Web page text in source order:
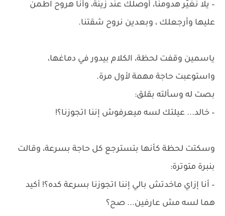
– يلا نغيّر هدومنا، أوصلك عند زينة، وأنا هروح اطمن
عليها وأرجعلك ، وبعدين نروح شقتنا.
ياسمين وقفت لحظة، الكلام بيدور في دماغها،
واستوعبت حاجة مهمة لأول مرة.
بصت له وسألته بقلق:
– خالد... عيلتك لسه ميعرفوش إننا اتجوزنا؟!
وسكتت لحظة كأنها بتسترجع كل حاجة بسرعة، وقالت
بنبرة متوترة:
– أنا إزاي ماخدتش بالي إننا اتجوزنا بسرعة كده؟! أكيد
هما لسه مش عارفين... صح؟